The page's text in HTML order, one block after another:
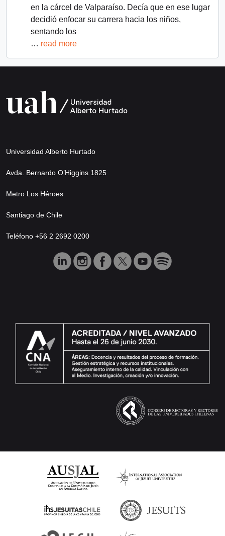
en la cárcel de Valparaíso. Decía que en ese lugar
decidió enfocar su carrera hacia los niños,
sentando los
… read more
Universidad Alberto Hurtado
Avda. Bernardo O’Higgins 1825
Metro Los Héroes
Santiago de Chile
Teléfono +56 2 2692 0200